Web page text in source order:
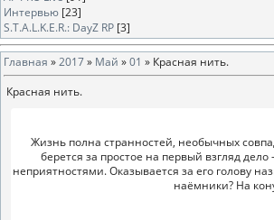
Интервью [23]
S.T.A.L.K.E.R.: DayZ RP [3]
Главная »2017» Май »01 » Красная нить.
Красная нить.
Жизнь полна странностей, необычных
берется за простое на первый взгляд
неприятностями. Оказывается за его голову
наёмники? На